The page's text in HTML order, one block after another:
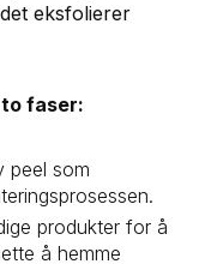
eksfolierer
faser:
peel som
produkter for å
å hemme